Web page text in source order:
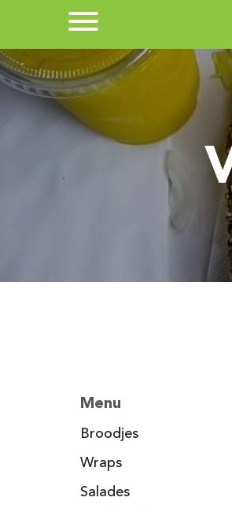
Menu
Broodjes
Wraps
Salades